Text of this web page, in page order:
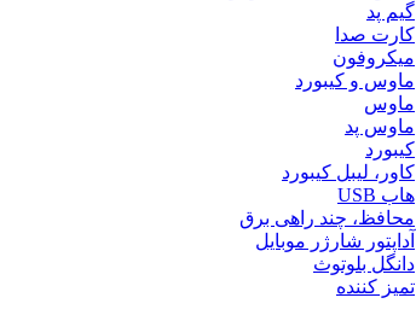
گیم پد
کارت صدا
میکروفون
ماوس و کیبورد
ماوس
ماوس پد
کیبورد
کاور، لیبل کیبورد
هاب USB
محافظ، چند راهی برق
آداپتور شارژر موبایل
دانگل بلوتوث
تمیز کننده